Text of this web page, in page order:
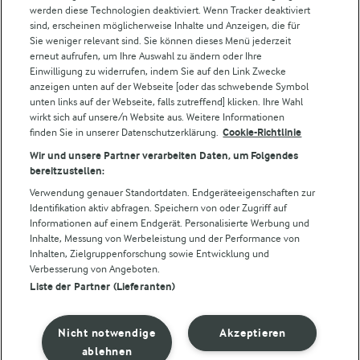
Castello
Lurpak
Arla Pro
Für unsere Landwirt:innen
Folge uns!
Cookie Wahl wieder öffnen
Datenschutzbestimmungen
werden diese Technologien deaktiviert. Wenn Tracker deaktiviert
sind, erscheinen möglicherweise Inhalte und Anzeigen, die für
Sie weniger relevant sind. Sie können dieses Menü jederzeit
erneut aufrufen, um Ihre Auswahl zu ändern oder Ihre
Einwilligung zu widerrufen, indem Sie auf den Link Zwecke
anzeigen unten auf der Webseite [oder das schwebende Symbol
unten links auf der Webseite, falls zutreffend] klicken. Ihre Wahl
wirkt sich auf unsere/n Website aus. Weitere Informationen
finden Sie in unserer Datenschutzerklärung. Cookie-Richtlinie
Wir und unsere Partner verarbeiten Daten, um Folgendes
bereitzustellen:
Verwendung genauer Standortdaten. Endgeräteeigenschaften zur
Identifikation aktiv abfragen. Speichern von oder Zugriff auf
Informationen auf einem Endgerät. Personalisierte Werbung und
Inhalte, Messung von Werbeleistung und der Performance von
Inhalten, Zielgruppenforschung sowie Entwicklung und
Verbesserung von Angeboten.
Liste der Partner (Lieferanten)
Akzeptieren
Nicht notwendige
ablehnen